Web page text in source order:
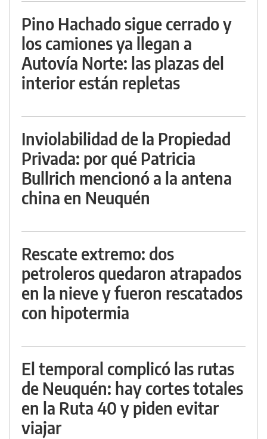
Pino Hachado sigue cerrado y
los camiones ya llegan a
Autovía Norte: las plazas del
interior están repletas
Inviolabilidad de la Propiedad
Privada: por qué Patricia
Bullrich mencionó a la antena
china en Neuquén
Rescate extremo: dos
petroleros quedaron atrapados
en la nieve y fueron rescatados
con hipotermia
El temporal complicó las rutas
de Neuquén: hay cortes totales
en la Ruta 40 y piden evitar
viajar